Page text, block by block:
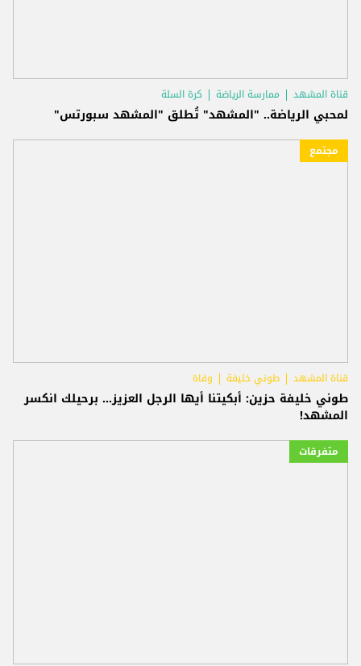
قناة المشهد ممارسة الرياضة كرة السلة
لمحبي الرياضة.. "المشهد" تُطلق "المشهد سبورتس"
مجتمع
قناة المشهد طوني خليفة وفاة
طوني خليفة حزين: أبكيتنا أيها الرجل العزيز... برحيلك انكسر
المشهد!
متفرقات